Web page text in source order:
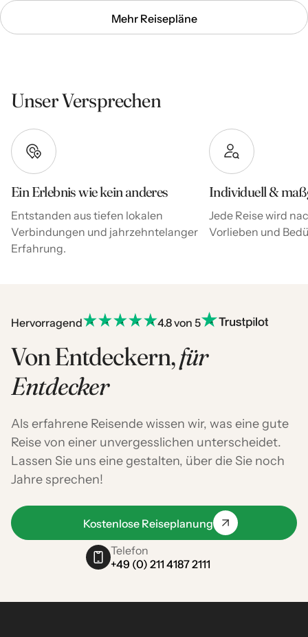
Mehr Reisepläne
Unser Versprechen
Ein Erlebnis wie kein anderes
Entstanden aus tiefen lokalen
Verbindungen und jahrzehntelanger
Erfahrung.
Individuell &
Jede Reise wird
Vorlieben und
Hervorragend 4.8 von 5
Von Entdeckern,für
Entdecker
Als erfahrene Reisende wissen wir, was eine gute
Reise von einer unvergesslichen unterscheidet.
Lassen Sie uns eine gestalten, über die Sie noch
Jahre sprechen!
Kostenlose Reiseplanung
Telefon
+49 (0) 211 4187 2111